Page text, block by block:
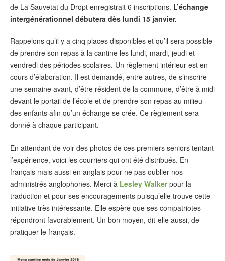
de La Sauvetat du Dropt enregistrait 6 inscriptions. L’échange
intergénérationnel débutera dès lundi 15 janvier.
Rappelons qu’il y a cinq places disponibles et qu’il sera possible
de prendre son repas à la cantine les lundi, mardi, jeudi et
vendredi des périodes scolaires. Un règlement intérieur est en
cours d’élaboration. Il est demandé, entre autres, de s’inscrire
une semaine avant, d’être résident de la commune, d’être à midi
devant le portail de l’école et de prendre son repas au milieu
des enfants afin qu’un échange se crée. Ce règlement sera
donné à chaque participant.
En attendant de voir des photos de ces premiers seniors tentant
l’expérience, voici les courriers qui ont été distribués. En
français mais aussi en anglais pour ne pas oublier nos
administrés anglophones. Merci à Lesley Walkerpour la
traduction et pour ses encouragements puisqu’elle trouve cette
initiative très intéressante. Elle espère que ses compatriotes
répondront favorablement. Un bon moyen, dit-elle aussi, de
pratiquer le français.